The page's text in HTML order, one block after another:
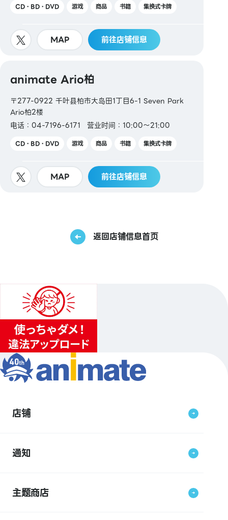
CD・BD・DVD 游戏 商品 书籍 集换式卡牌
MAP 前往店铺信息
animate Ario柏
〒277-0922 千叶县柏市大岛田1丁目6-1 Seven Park
Ario柏2楼
电话：04-7196-6171
营业时间：10:00～21:00
CD・BD・DVD 游戏 商品 书籍 集换式卡牌
MAP 前往店铺信息
返回店铺信息首页
店铺
通知
主题商店